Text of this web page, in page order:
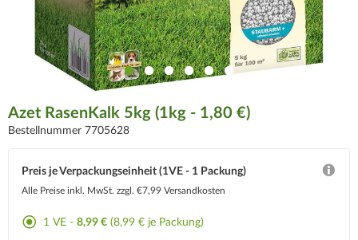
Azet RasenKalk 5kg (1kg - 1,80 €)
Bestellnummer 7705628
Preis je Verpackungseinheit (1VE - 1 Packung)
Alle Preise inkl. MwSt. zzgl. €7,99 Versandkosten
1 VE - 8,99 € (8,99 € je Packung)